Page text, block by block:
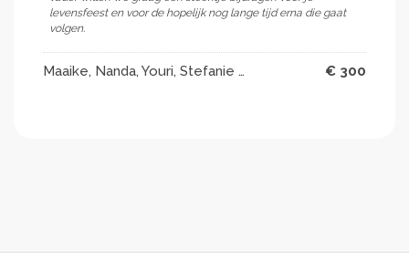
levensfeest en voor de hopelijk nog lange tijd erna die gaat
volgen.
Maaike, Nanda, Youri, Stefanie en Tim € 300